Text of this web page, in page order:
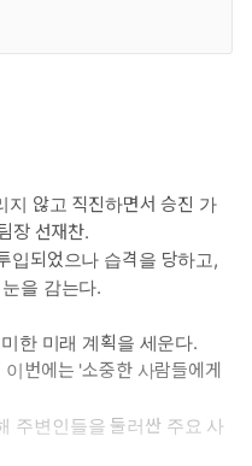
지 않고 직진하면서 승진 가
장 선재찬.
입되었으나 습격을 당하고,
을 감는다.
한 미래 계획을 세운다.
번에는 '소중한 사람들에게
주변인들을 둘러싼 주요 사